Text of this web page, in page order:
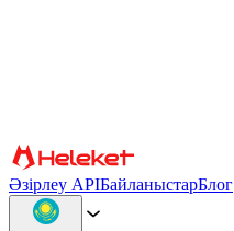
Әзірлеу APIБайланыстарБлог